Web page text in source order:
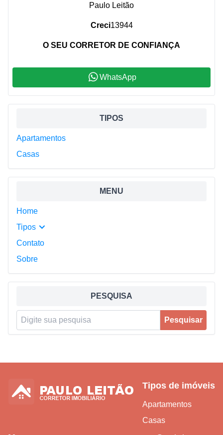
Paulo Leitão
Creci13944
O SEU CORRETOR DE CONFIANÇA
WhatsApp
TIPOS
Apartamentos
Casas
MENU
Home
Tipos
Contato
Sobre
PESQUISA
Pesquisar por:
Pesquisar
Tipos de imóveis
Apartamentos
Casas